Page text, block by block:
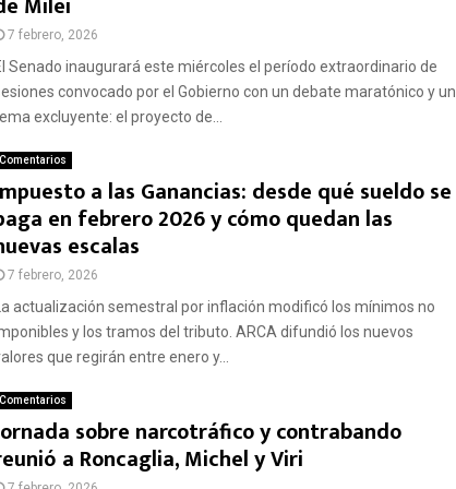
7 febrero, 2026
Senado inaugurará este miércoles el período extraordinario de
convocado por el Gobierno con un debate maratónico y un
excluyente: el proyecto de...
Comentarios
a las Ganancias: desde qué sueldo se
en febrero 2026 y cómo quedan las
escalas
7 febrero, 2026
actualización semestral por inflación modificó los mínimos no
y los tramos del tributo. ARCA difundió los nuevos
que regirán entre enero y...
Comentarios
sobre narcotráfico y contrabando
a Roncaglia, Michel y Viri